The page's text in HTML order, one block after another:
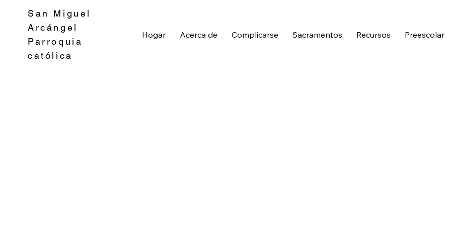
Hogar Acerca de Complicarse Sacramentos Recursos Preescolar
San Miguel
Arcángel
Parroquia
católica